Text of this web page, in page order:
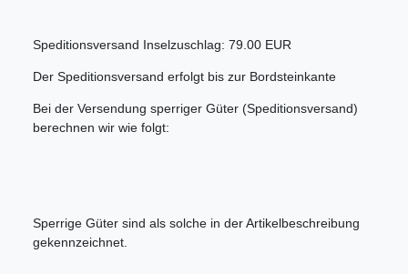
Speditionsversand Inselzuschlag: 79.00 EUR
Der Speditionsversand erfolgt bis zur Bordsteinkante
Bei der Versendung sperriger Güter (Speditionsversand)
berechnen wir wie folgt:
Sperrige Güter sind als solche in der Artikelbeschreibung
gekennzeichnet.